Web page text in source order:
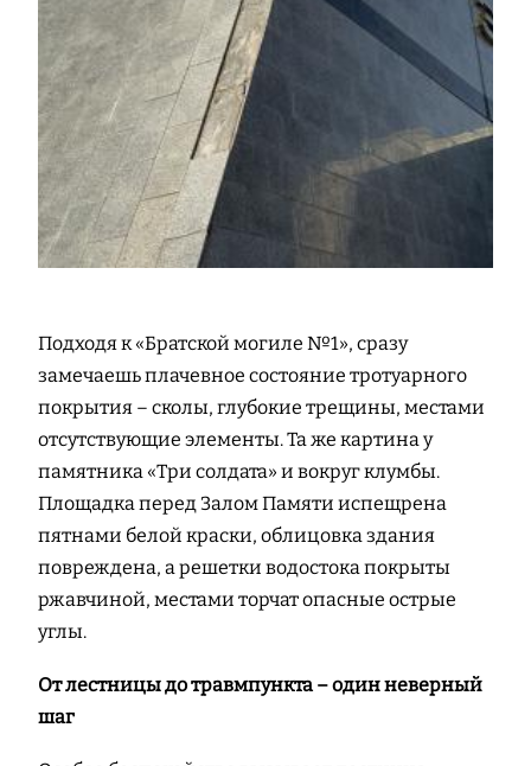
Подходя к «Братской могиле №1», сразу
замечаешь плачевное состояние тротуарного
покрытия – сколы, глубокие трещины, местами
отсутствующие элементы. Та же картина у
памятника «Три солдата» и вокруг клумбы.
Площадка перед Залом Памяти испещрена
пятнами белой краски, облицовка здания
повреждена, а решетки водостока покрыты
ржавчиной, местами торчат опасные острые
углы.
От лестницы до травмпункта – один неверный
шаг